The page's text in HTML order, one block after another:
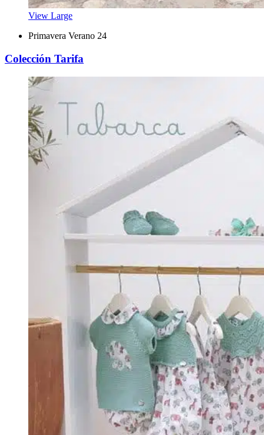
View Large
Primavera Verano 24
Colección Tarifa